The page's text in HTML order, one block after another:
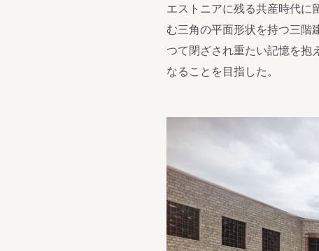
エストニアに残る共産時代に
む三角の平面形状を持つ三階
つて閉ざされ重たい記憶を抱
なることを目指した。